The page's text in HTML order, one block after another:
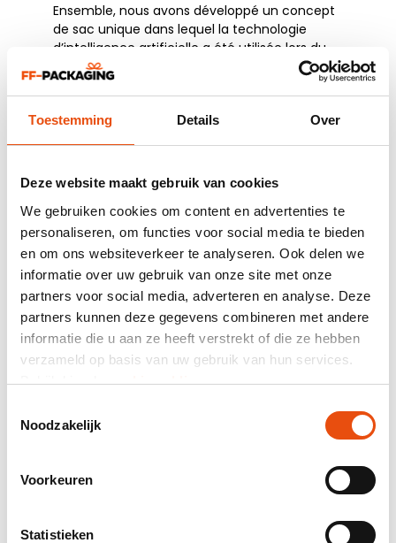
Toestemming Details Over
Deze website maakt gebruik van cookies
We gebruiken cookies om content en advertenties te
personaliseren, om functies voor social media te bieden
en om ons websiteverkeer te analyseren. Ook delen we
informatie over uw gebruik van onze site met onze
partners voor social media, adverteren en analyse. Deze
partners kunnen deze gegevens combineren met andere
informatie die u aan ze heeft verstrekt of die ze hebben
verzameld op basis van uw gebruik van hun services.
Bekijk hier decookiemelding.
Noodzakelijk
Voorkeuren
Statistieken
Ensemble, nous avons développé un concept
de sac unique dans lequel la technologie
d’intelligence artificielle a été utilisée lors du
processus de création. À partir de différentes
idées et inspirations visuelles, un design
affiné et perfectionné.
l’identité de Schmidt Zeevis. Son apparence
fraîche, ses détails reconnaissables et sa
finition haut de gamme en font un sac
parfaitement adapté au caractère et à
l’image de l’entreprise.
Un sac entièrement
conçu selon votre
identité visuelle
Chez FF-PACKAGING, nous accompagnons les
production d’emballages sur mesure. Qu’il
complet, nous réfléchissons avec vous à une